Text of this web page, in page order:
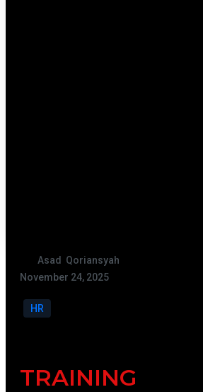
Asad Qoriansyah
November 24, 2025
HR
TRAINING